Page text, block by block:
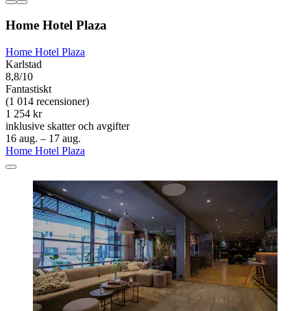
Home Hotel Plaza
Home Hotel Plaza
Karlstad
8,8/10
Fantastiskt
(1 014 recensioner)
1 254 kr
inklusive skatter och avgifter
16 aug. – 17 aug.
Home Hotel Plaza